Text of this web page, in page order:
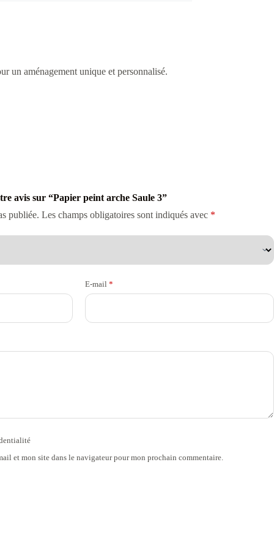
un aménagement unique et personnalisé.
avis sur “Papier peint arche Saule 3”
publiée. Les champs obligatoires sont indiqués avec *
E-mail *
et mon site dans le navigateur pour mon prochain commentaire.